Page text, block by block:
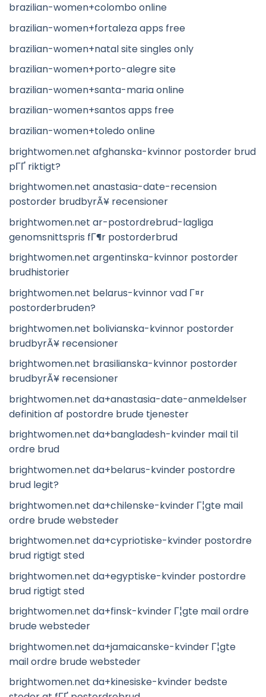
brazilian-women+colombo online
brazilian-women+fortaleza apps free
brazilian-women+natal site singles only
brazilian-women+porto-alegre site
brazilian-women+santa-maria online
brazilian-women+santos apps free
brazilian-women+toledo online
brightwomen.net afghanska-kvinnor postorder brud
pГҐ riktigt?
brightwomen.net anastasia-date-recension
postorder brudbyrÃ¥ recensioner
brightwomen.net ar-postordrebrud-lagliga
genomsnittspris fГ¶r postorderbrud
brightwomen.net argentinska-kvinnor postorder
brudhistorier
brightwomen.net belarus-kvinnor vad Г¤r
postorderbruden?
brightwomen.net bolivianska-kvinnor postorder
brudbyrÃ¥ recensioner
brightwomen.net brasilianska-kvinnor postorder
brudbyrÃ¥ recensioner
brightwomen.net da+anastasia-date-anmeldelser
definition af postordre brude tjenester
brightwomen.net da+bangladesh-kvinder mail til
ordre brud
brightwomen.net da+belarus-kvinder postordre
brud legit?
brightwomen.net da+chilenske-kvinder Г¦gte mail
ordre brude websteder
brightwomen.net da+cypriotiske-kvinder postordre
brud rigtigt sted
brightwomen.net da+egyptiske-kvinder postordre
brud rigtigt sted
brightwomen.net da+finsk-kvinder Г¦gte mail ordre
brude websteder
brightwomen.net da+jamaicanske-kvinder Г¦gte
mail ordre brude websteder
brightwomen.net da+kinesiske-kvinder bedste